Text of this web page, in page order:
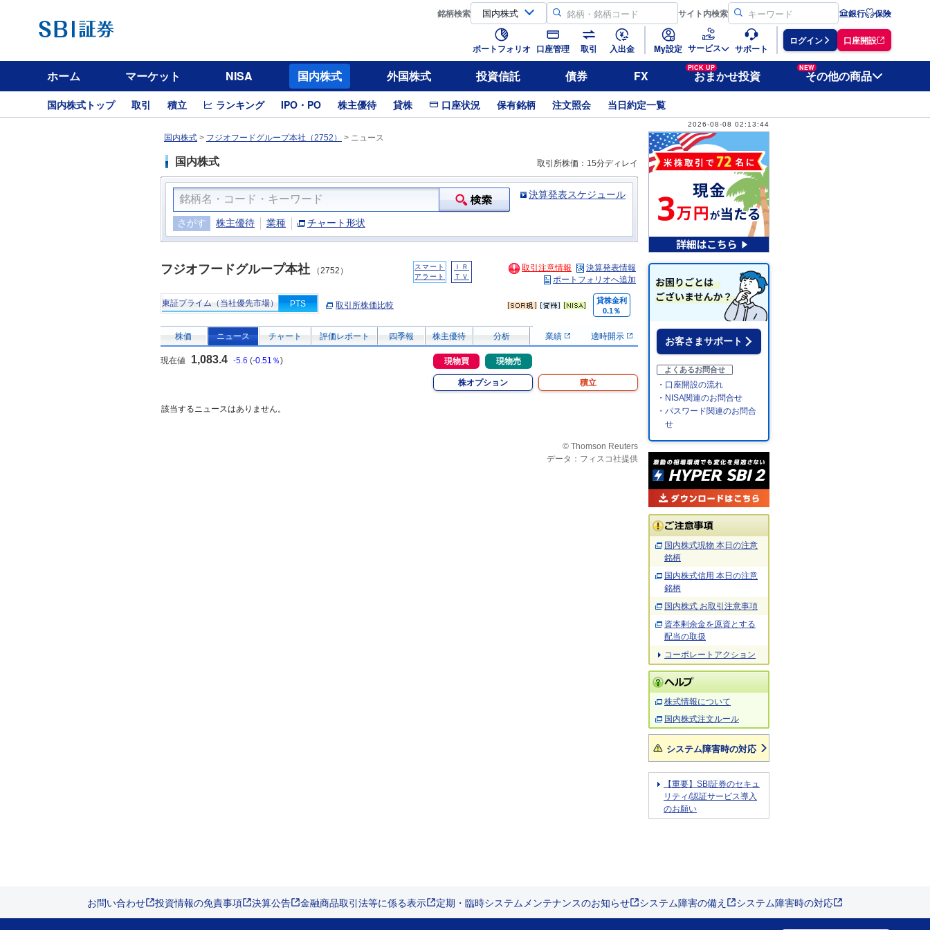
銘柄検索 サイト内検索 銀行 保険
ポートフォリオ 口座管理 取引 入出金 My設定 サービス サポート
ログイン 口座開設
ホーム マーケット NISA 国内株式 外国株式 投資信託 債券 FX
PICK UP
おまかせ投資
NEW
その他の商品
国内株式トップ 取引 積立 ランキング IPO・PO 株主優待 貸株 口座状況 保有銘柄 注文照会 当日約定一覧
2026-08-08 02:13:44
国内株式 > フジオフードグループ本社（2752） > ニュース
国内株式 取引所株価：15分ディレイ
決算発表スケジュール
さがす 株主優待 業種 チャート形状
フジオフードグループ本社 （2752）
スマート
アラート
ＩＲ
ＴＶ
取引注意情報
決算発表情報
ポートフォリオへ追加
東証プライム（当社優先市場） PTS 取引所株価比較
貸株金利
0.1％
株価 ニュース チャート 評価レポート 四季報 株主優待 分析 業績 適時開示
現在値 1,083.4 -5.6 (-0.51％) 現物買 現物売
株オプション 積立
該当するニュースはありません。
© Thomson Reuters
データ：フィスコ社提供
お客さまサポート
よくあるお問合せ
・口座開設の流れ
・NISA関連のお問合せ
・パスワード関連のお問合
せ
国内株式現物 本日の注意
銘柄
国内株式信用 本日の注意
銘柄
国内株式 お取引注意事項
資本剰余金を原資とする
配当の取扱
コーポレートアクション
株式情報について
国内株式注文ルール
システム障害時の対応
【重要】SBI証券のセキュ
リティ/認証サービス導入
のお願い
お問い合わせ 投資情報の免責事項 決算公告 金融商品取引法等に係る表示 定期・臨時システムメンテナンスのお知らせ システム障害の備え システム障害時の対応